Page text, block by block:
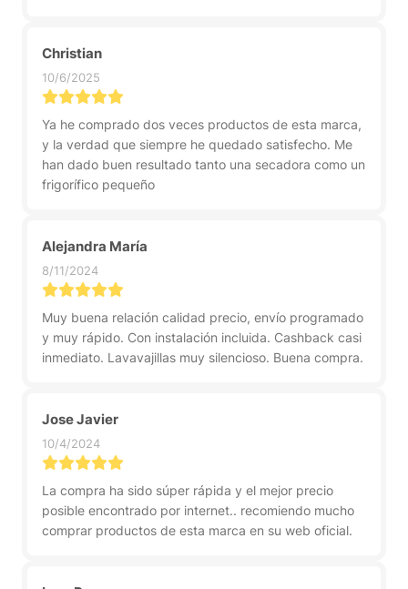
Christian
10/6/2025
Ya he comprado dos veces productos de esta marca,
y la verdad que siempre he quedado satisfecho. Me
han dado buen resultado tanto una secadora como un
frigorífico pequeño
Alejandra María
8/11/2024
Muy buena relación calidad precio, envío programado
y muy rápido. Con instalación incluida. Cashback casi
inmediato. Lavavajillas muy silencioso. Buena compra.
Jose Javier
10/4/2024
La compra ha sido súper rápida y el mejor precio
posible encontrado por internet.. recomiendo mucho
comprar productos de esta marca en su web oficial.